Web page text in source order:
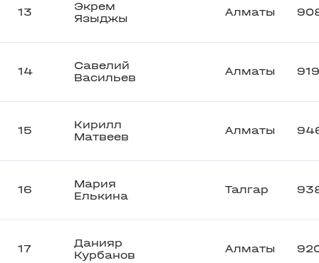
13
Экрем
Языджы
Алматы
14
Савелий
Васильев
Алматы 919
15
Кирилл
Матвеев
Алматы
16
Мария
Елькина
Талгар
17
Данияр
Курбанов
Алматы